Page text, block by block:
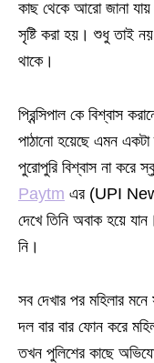
কাছ থেকে আরো জানা যায়
সৃষ্টি করা হয়। শুধু তাই
থাকে।
প্রিন্সিপাল কে বিশ্বাস
পাঠানো হয়েছে এমন একটা
পুরোপুরি বিশ্বাস না করে
Paytm এর (UPI
দেখে তিনি অবাক হয়ে
নি।
সব দেখার পর মহিলার
দল বার বার ফোন করে
তখন পুলিশের কাছে